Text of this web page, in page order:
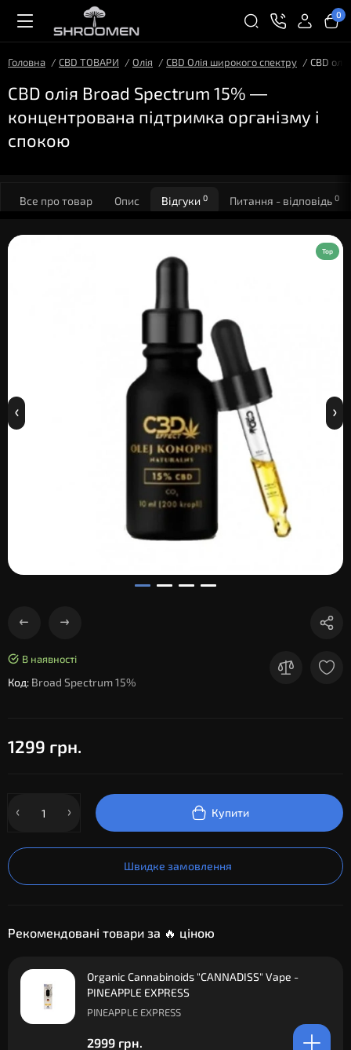
0
Головна CBD ТОВАРИ Олія CBD Олія широкого спектру CBD
CBD олія Broad Spectrum 15% —
концентрована підтримка організму і
спокою
Все про товар Опис Відгуки 0 Питання - відповідь 0
Top
В наявності
Код: Broad Spectrum 15%
1299 грн.
Купити
Швидке замовлення
Рекомендовані товари за 🔥 ціною
Organic Cannabinoids "CANNADISS" Vape -
PINEAPPLE EXPRESS
PINEAPPLE EXPRESS
2999 грн.